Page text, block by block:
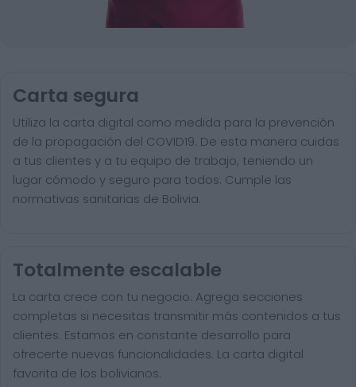
Carta segura
Utiliza la carta digital como medida para la prevención
de la propagación del COVID19. De esta manera cuidas
a tus clientes y a tu equipo de trabajo, teniendo un
lugar cómodo y seguro para todos. Cumple las
normativas sanitarias de Bolivia.
Totalmente escalable
La carta crece con tu negocio. Agrega secciones
completas si necesitas transmitir más contenidos a tus
clientes. Estamos en constante desarrollo para
ofrecerte nuevas funcionalidades. La carta digital
favorita de los bolivianos.